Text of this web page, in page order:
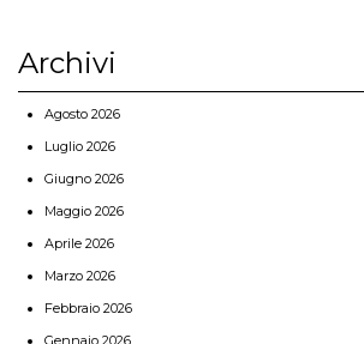
Archivi
Agosto 2026
Luglio 2026
Giugno 2026
Maggio 2026
Aprile 2026
Marzo 2026
Febbraio 2026
Gennaio 2026